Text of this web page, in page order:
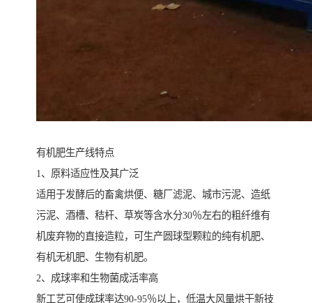
有机肥生产线特点
1、原料适应性及其广泛
适用于发酵后的畜禽烘便、糖厂滤泥、城市污泥、造纸
污泥、酒槽、秸杆、草炭等含水分30％左右的粗纤维有
机废弃物的直接造粒，可生产圆球型颗粒的纯有机肥、
有机无机肥、生物有机肥。
2、成球率和生物菌成活率高
新工艺可使成球率达90-95％以上，低温大风量烘干新技